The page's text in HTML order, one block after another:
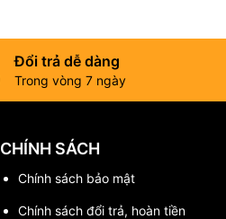
Đổi trả dễ dàng
Trong vòng 7 ngày
CHÍNH SÁCH
Chính sách bảo mật
Chính sách đổi trả, hoàn tiền